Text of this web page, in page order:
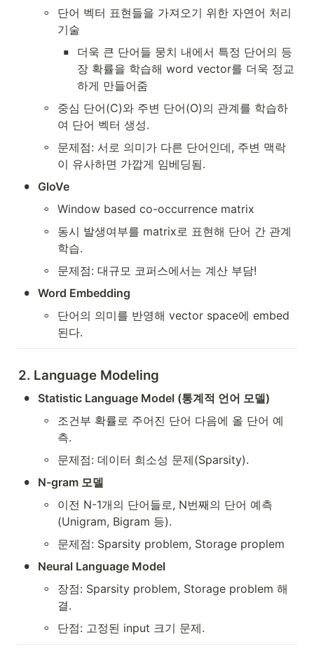
◦
단어 벡터 표현들을 가져오기 위한 자연어 처리
기술
▪
더욱 큰 단어들 뭉치 내에서 특정 단어의 등
장 확률을 학습해 word vector를 더욱 정교
하게 만들어줌
◦
중심 단어(C)와 주변 단어(O)의 관계를 학습하
여 단어 벡터 생성.
◦
문제점: 서로 의미가 다른 단어인데, 주변 맥락
이 유사하면 가깝게 임베딩됨.
• GloVe
◦ Window based co-occurrence matrix
◦
동시 발생여부를 matrix로 표현해 단어 간 관계
학습.
◦ 문제점: 대규모 코퍼스에서는 계산 부담!
• Word Embedding
◦
단어의 의미를 반영해 vector space에 embed
된다.
2. Language Modeling
• Statistic Language Model (통계적 언어 모델)
◦
조건부 확률로 주어진 단어 다음에 올 단어 예
측.
◦ 문제점: 데이터 희소성 문제(Sparsity).
• N-gram 모델
◦
이전 N-1개의 단어들로, N번째의 단어 예측
(Unigram, Bigram 등).
◦ 문제점: Sparsity problem, Storage proplem
• Neural Language Model
◦
장점: Sparsity problem, Storage problem 해
결.
◦ 단점: 고정된 input 크기 문제.